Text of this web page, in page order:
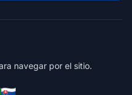
navegar por el sitio.